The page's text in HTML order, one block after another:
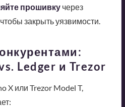
прошивкучерез
закрыть уязвимости.
Ledger и Trezor
X или Trezor Model T,